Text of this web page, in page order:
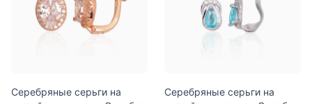
Серебряные серьги на
Серебряные серьги на